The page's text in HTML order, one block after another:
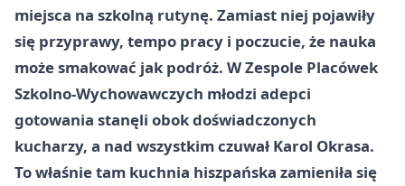
miejsca na szkolną rutynę. Zamiast niej pojawiły
się przyprawy, tempo pracy i poczucie, że nauka
może smakować jak podróż. W Zespole Placówek
Szkolno-Wychowawczych młodzi adepci
gotowania stanęli obok doświadczonych
kucharzy, a nad wszystkim czuwał Karol Okrasa.
To właśnie tam kuchnia hiszpańska zamieniła się